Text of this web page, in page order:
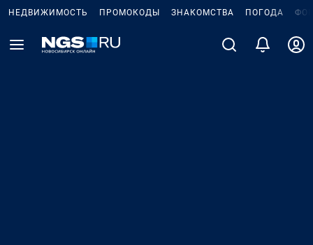
НЕДВИЖИМОСТЬ ПРОМОКОДЫ ЗНАКОМСТВА ПОГОДА